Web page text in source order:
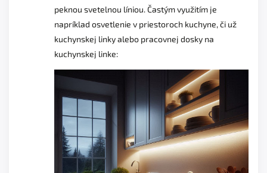
peknou svetelnou líniou. Častým využitím je
napríklad osvetlenie v priestoroch kuchyne, či už
kuchynskej linky alebo pracovnej dosky na
kuchynskej linke: